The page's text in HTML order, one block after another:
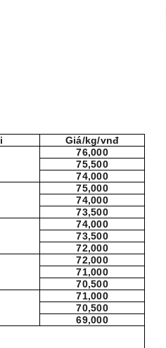
Giá/kg/vnđ
76,000
75,500
74,000
75,000
74,000
73,500
74,000
73,500
72,000
72,000
71,000
70,500
71,000
70,500
69,000